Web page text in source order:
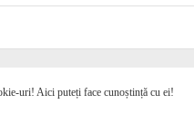
uri! Aici puteți face cunoștință cu ei!